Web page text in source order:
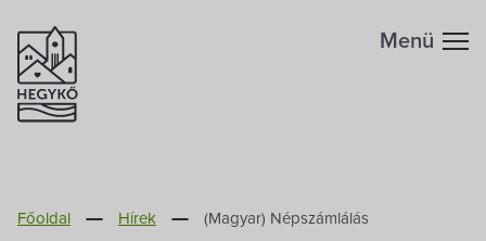
Menü
Főoldal Hírek (Magyar) Népszámlálás